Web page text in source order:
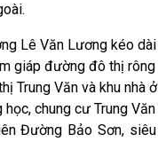
Lê Văn Lương kéo dài
giáp đường đô thị
Trung Văn và khu nhà
chung cư Trung
Đường Bảo Sơn,